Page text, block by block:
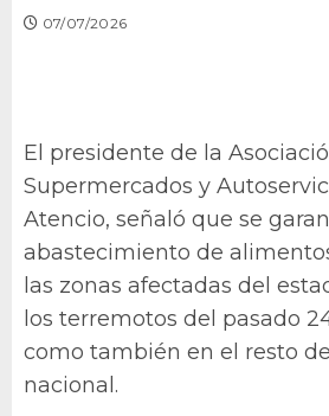
07/07/2026
El presidente de la
Supermercados y
Atencio, señaló que se
abastecimiento de
las zonas afectadas del
los terremotos del pasado
como también en el resto
nacional.